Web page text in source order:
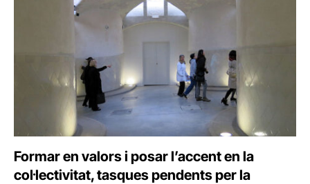
Formar en valors i posar l’accent en la
col·lectivitat, tasques pendents per la